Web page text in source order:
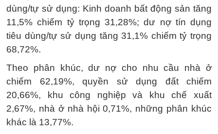
dùng/tự sử dụng: Kinh doanh bất động sản tăng
11,5% chiếm tỷ trọng 31,28%; dư nợ tín dụng
tiêu dùng/tự sử dụng tăng 31,1% chiếm tỷ trọng
68,72%.
Theo phân khúc, dư nợ cho nhu cầu nhà ở
chiếm 62,19%, quyền sử dụng đất chiếm
20,66%, khu công nghiệp và khu chế xuất
2,67%, nhà ở nhà hội 0,71%, những phân khúc
khác là 13,77%.